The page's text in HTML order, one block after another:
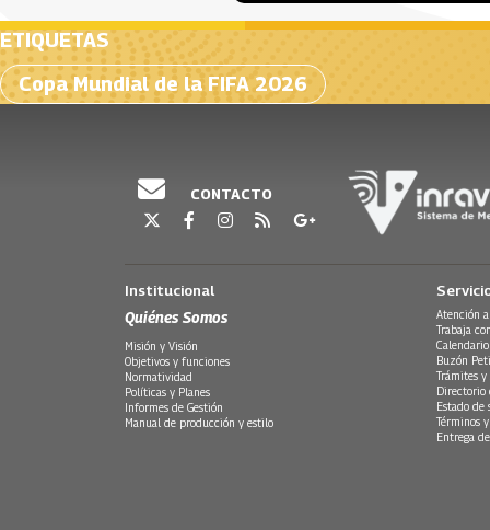
ETIQUETAS
Copa Mundial de la FIFA 2026
CONTACTO
Institucional
Quiénes Somos
Misión y Visión
Objetivos y funciones
Normatividad
Políticas y Planes
Informes de Gestión
Manual de producción y estilo
Atención
Trabaja
Buzón
Trámites y
Directorio
Estado de
Términos
Entrega